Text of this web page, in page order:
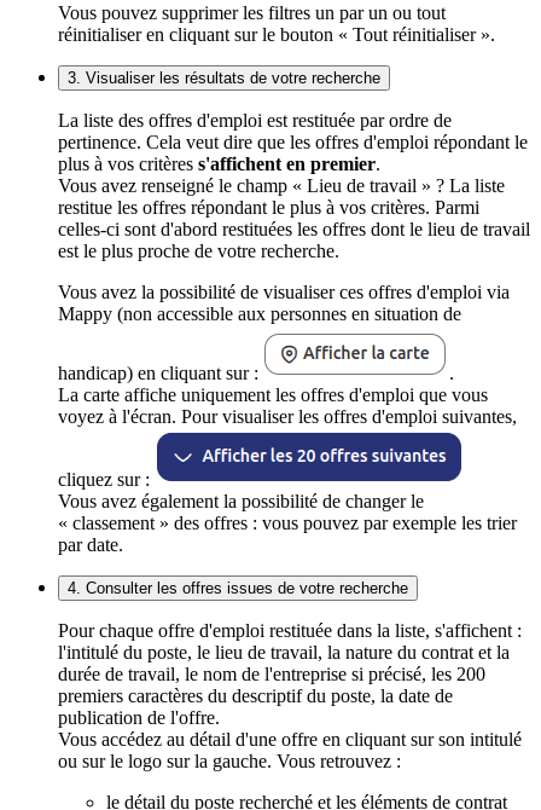
Vous pouvez supprimer les filtres un par un ou tout
réinitialiser en cliquant sur le bouton « Tout réinitialiser ».
3. Visualiser les résultats de votre recherche
La liste des offres d'emploi est restituée par ordre de
pertinence. Cela veut dire que les offres d'emploi répondant le
plus à vos critères s'affichent en premier.
Vous avez renseigné le champ « Lieu de travail » ? La liste
restitue les offres répondant le plus à vos critères. Parmi
celles-ci sont d'abord restituées les offres dont le lieu de travail
est le plus proche de votre recherche.
Vous avez la possibilité de visualiser ces offres d'emploi via
Mappy (non accessible aux personnes en situation de
handicap) en cliquant sur :
.
La carte affiche uniquement les offres d'emploi que vous
voyez à l'écran. Pour visualiser les offres d'emploi suivantes,
cliquez sur :
Vous avez également la possibilité de changer le
« classement » des offres : vous pouvez par exemple les trier
par date.
4. Consulter les offres issues de votre recherche
Pour chaque offre d'emploi restituée dans la liste, s'affichent :
l'intitulé du poste, le lieu de travail, la nature du contrat et la
durée de travail, le nom de l'entreprise si précisé, les 200
premiers caractères du descriptif du poste, la date de
publication de l'offre.
Vous accédez au détail d'une offre en cliquant sur son intitulé
ou sur le logo sur la gauche. Vous retrouvez :
le détail du poste recherché et les éléments de contrat